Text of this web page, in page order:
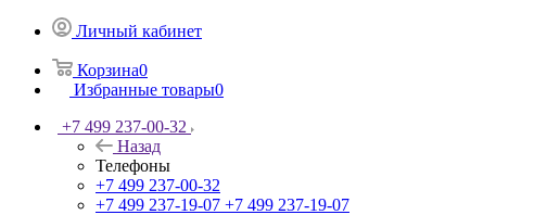
Личный кабинет
Корзина0
Избранные товары0
+7 499 237-00-32
Назад
Телефоны
+7 499 237-00-32
+7 499 237-19-07 +7 499 237-19-07